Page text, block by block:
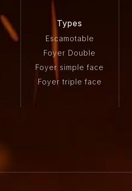
Types
Escamotable
Foyer Double
Foyer simple face
Foyer triple face